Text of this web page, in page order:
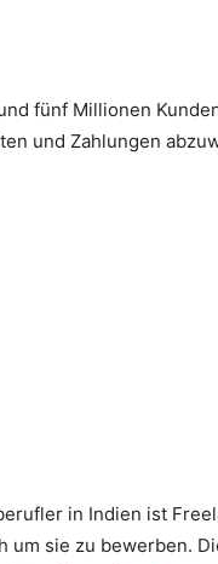
fünf Millionen
und Zahlungen
in Indien ist
sie zu bewerben.